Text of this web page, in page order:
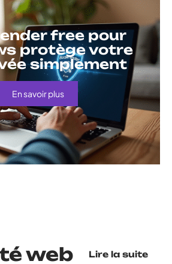
free pour
protège votre
simplement
En savoir plus
web Lire la suite